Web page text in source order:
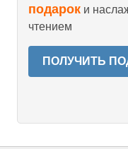
подарок и
чтением
ПОЛУЧИТЬ